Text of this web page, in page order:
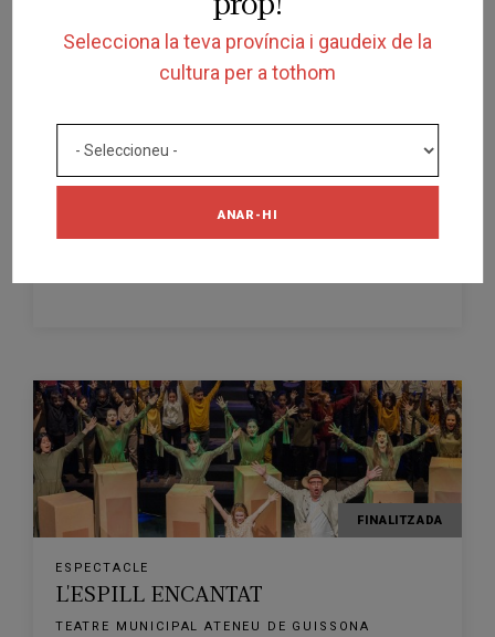
prop!
Selecciona la teva província i gaudeix de la
cultura per a tothom
ANAR-HI
ESPECTACLE
LE VOYAGE
FINALITZADA
ESPECTACLE
L'ESPILL ENCANTAT
TEATRE MUNICIPAL ATENEU DE GUISSONA